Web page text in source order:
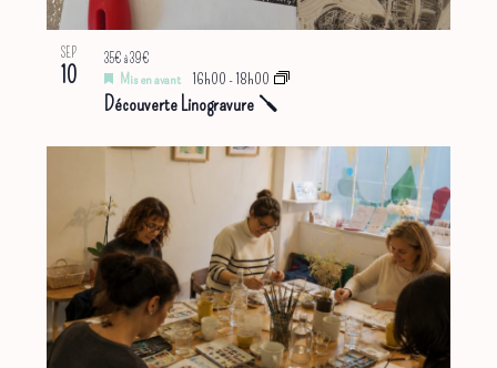
SEP
10
Découverte Linogravure 🪛
Mis en avant 16h00 -18h00
35€ à 39€